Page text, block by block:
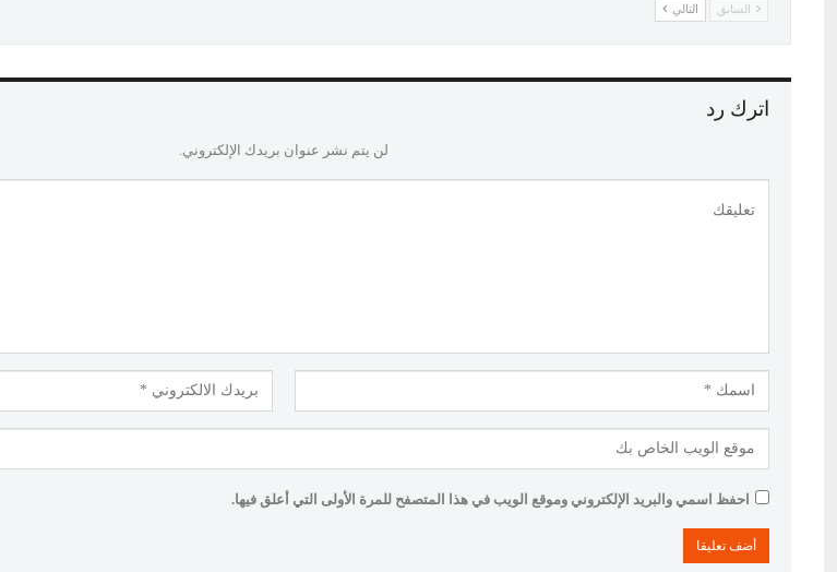
السابق التالي
اترك رد
لن يتم نشر عنوان بريدك الإلكتروني.
احفظ اسمي والبريد الإلكتروني وموقع الويب في هذا المتصفح للمرة الأولى التي أعلق فيها.